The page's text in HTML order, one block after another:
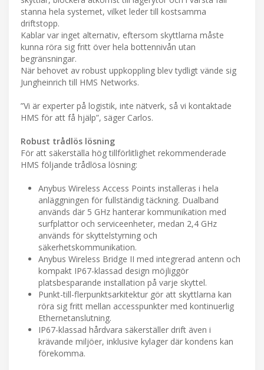
stanna hela systemet, vilket leder till kostsamma
driftstopp.
Kablar var inget alternativ, eftersom skyttlarna måste
kunna röra sig fritt över hela bottennivån utan
begränsningar.
När behovet av robust uppkoppling blev tydligt vände sig
Jungheinrich till HMS Networks.
”Vi är experter på logistik, inte nätverk, så vi kontaktade
HMS för att få hjälp”, säger Carlos.
Robust trådlös lösning
För att säkerställa hög tillförlitlighet rekommenderade
HMS följande trådlösa lösning:
Anybus Wireless Access Points installeras i hela
anläggningen för fullständig täckning. Dualband
används där 5 GHz hanterar kommunikation med
surfplattor och serviceenheter, medan 2,4 GHz
används för skyttelstyrning och
säkerhetskommunikation.
Anybus Wireless Bridge II med integrerad antenn och
kompakt IP67-klassad design möjliggör
platsbesparande installation på varje skyttel.
Punkt-till-flerpunktsarkitektur gör att skyttlarna kan
röra sig fritt mellan accesspunkter med kontinuerlig
Ethernetanslutning.
IP67-klassad hårdvara säkerställer drift även i
krävande miljöer, inklusive kylager där kondens kan
förekomma.